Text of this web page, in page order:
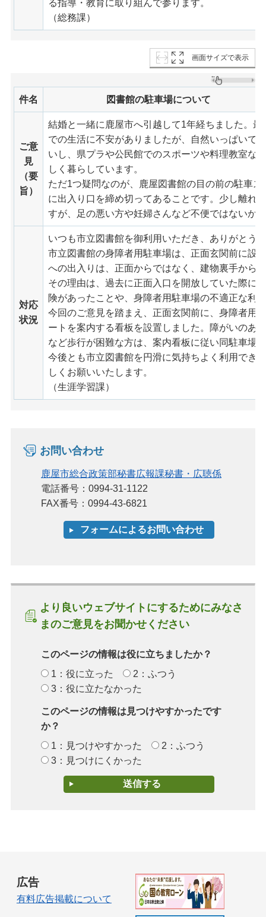
る指導・教育に取り組んで参ります。
（総務課）
画面サイズで表示
件名 図書館の駐車場について
ご意
見
（要
旨）
結婚と一緒に鹿屋市へ引越して1年経ちました。
での生活に不安がありましたが、自然いっぱいで
いし、県プラや公民館でのスポーツや料理教室な
しく暮らしています。
ただ1つ疑問なのが、鹿屋図書館の目の前の駐車
に出入り口を締め切ってあることです。少し離れ
すが、足の悪い方や妊婦さんなど不便ではないか
対応
状況
いつも市立図書館を御利用いただき、ありがとう
市立図書館の身障者用駐車場は、正面玄関前に設
への出入りは、正面からではなく、建物裏手から
その理由は、過去に正面入口を開放していた際に
険があったことや、身障者用駐車場の不適正な利
今回のご意見を踏まえ、正面玄関前に、身障者用
ートを案内する看板を設置しました。障がいのあ
など歩行が困難な方は、案内看板に従い同駐車場
今後とも市立図書館を円滑に気持ちよく利用でき
しくお願いいたします。
（生涯学習課）
お問い合わせ
鹿屋市総合政策部秘書広報課秘書・広聴係
電話番号：0994-31-1122
FAX番号：0994-43-6821
より良いウェブサイトにするためにみなさ
まのご意見をお聞かせください
このページの情報は役に立ちましたか？
1：役に立った
2：ふつう
3：役に立たなかった
このページの情報は見つけやすかったです
か？
1：見つけやすかった
2：ふつう
3：見つけにくかった
広告
有料広告掲載について